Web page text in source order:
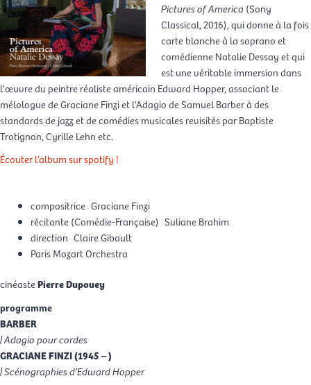
Pictures of America(Sony
Classical, 2016), qui donne à la fois
carte blanche à la soprano et
comédienne Natalie Dessay et qui
est une véritable immersion dans
l’œuvre du peintre réaliste américain Edward Hopper, associant le
mélologue de Graciane Finzi et l’Adagio de Samuel Barber à des
standards de jazz et de comédies musicales revisités par Baptiste
Trotignon, Cyrille Lehn etc.
Écouter l’album sur spotify !
compositrice Graciane Finzi
récitante (Comédie-Française) Suliane Brahim
direction Claire Gibault
Paris Mozart Orchestra
cinéastePierre Dupouey
programme
BARBER
|Adagio pour cordes
GRACIANE FINZI (1945 – )
| Scénographies d’Edward Hopper